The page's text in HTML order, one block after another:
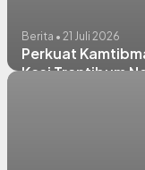
Berita • 21 Juli 2026
Perkuat
Kasi Trantibum